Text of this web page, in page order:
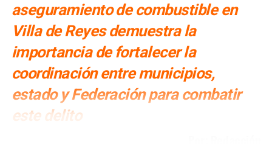
aseguramiento de combustible en
Villa de Reyes demuestra la
importancia de fortalecer la
coordinación entre municipios,
estado y Federación para combatir
este delito